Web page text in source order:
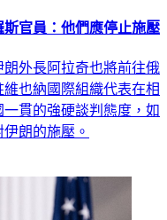
官員：他們應停止施壓
外長阿拉奇也將前往俄
也納國際組織代表在相
貫的強硬談判態度，如
朗的施壓。